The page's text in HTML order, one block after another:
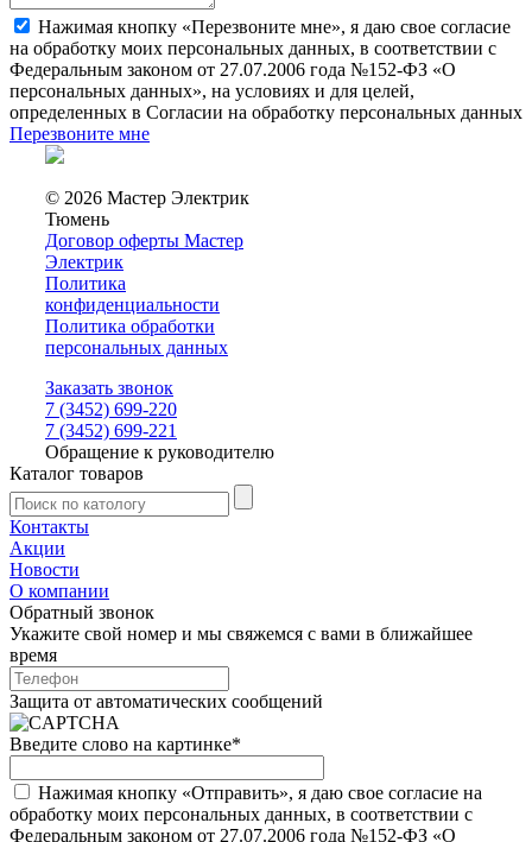
Нажимая кнопку «Перезвоните мне», я даю свое согласие
на обработку моих персональных данных, в соответствии с
Федеральным законом от 27.07.2006 года №152-ФЗ «О
персональных данных», на условиях и для целей,
определенных в Согласии на обработку персональных данных
Перезвоните мне
© 2026 Мастер Электрик
Тюмень
Договор оферты Мастер
Электрик
Политика
конфиденциальности
Политика обработки
персональных данных
Заказать звонок
7 (3452) 699-220
7 (3452) 699-221
Обращение к руководителю
Каталог товаров
Контакты
Акции
Новости
О компании
Обратный звонок
Укажите свой номер и мы свяжемся с вами в ближайшее
время
Защита от автоматических сообщений
Введите слово на картинке*
Нажимая кнопку «Отправить», я даю свое согласие на
обработку моих персональных данных, в соответствии с
Федеральным законом от 27.07.2006 года №152-ФЗ «О